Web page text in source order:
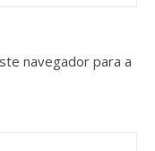
navegador para a